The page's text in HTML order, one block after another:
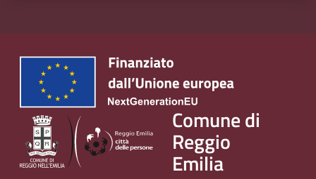
Comune di
Reggio
Emilia